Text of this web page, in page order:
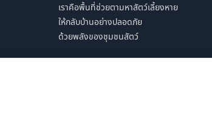
เราคือพื้นที่ช่วยตามหาสัตว์เลี้ยงหาย
ให้กลับบ้านอย่างปลอดภัย
ด้วยพลังของชุมชนสัตว์